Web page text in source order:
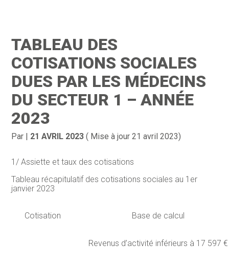
Gestion au quotidien
Pilotage d’entreprise
Entreprise en difficultés
Compta
Juridique
Documents
Dématérialisation / collecte
TABLEAU DES
COTISATIONS SOCIALES
DUES PAR LES MÉDECINS
DU SECTEUR 1 – ANNÉE
2023
Par | 21 AVRIL 2023 ( Mise à jour 21 avril 2023)
1/ Assiette et taux des cotisations
Tableau récapitulatif des cotisations sociales au 1er
janvier 2023
Cotisation Base de calcul
Revenus d’activité inférieurs à 17 597 €